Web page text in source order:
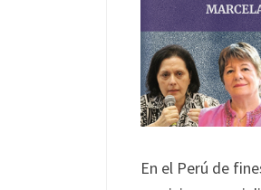
En el Perú de